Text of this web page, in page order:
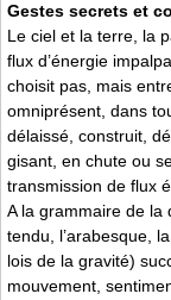
Gestes secrets et
Le ciel et la terre, la
flux d’énergie
choisit pas, mais
omniprésent, dans
délaissé, construit,
gisant, en chute ou
transmission de flux
A la grammaire de la
tendu, l’arabesque,
lois de la gravité)
mouvement,